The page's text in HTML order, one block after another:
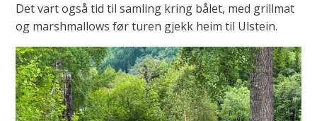
Det vart også tid til samling kring bålet, med grillmat
og marshmallows før turen gjekk heim til Ulstein.